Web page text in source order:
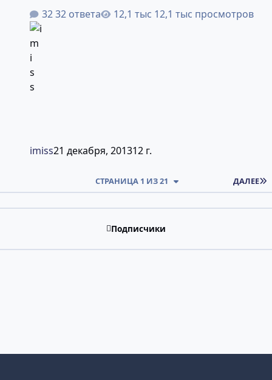
32 ответа
12,1 тыс просмотров
imiss21 декабря, 201312 г.
ДАЛЕЕ
СТРАНИЦА 1 ИЗ 21
Подписчики